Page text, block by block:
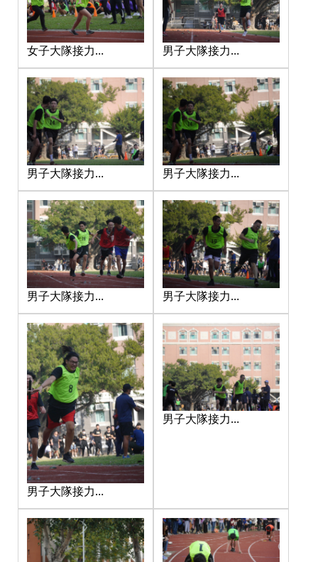
女子大隊接力
_201217_9
男子大隊接力
_201217_0
男子大隊接力
_201217_1
男子大隊接力
_201217_11
男子大隊接力
_201217_12
男子大隊接力
_201217_13
男子大隊接力
_201217_2
男子大隊接力